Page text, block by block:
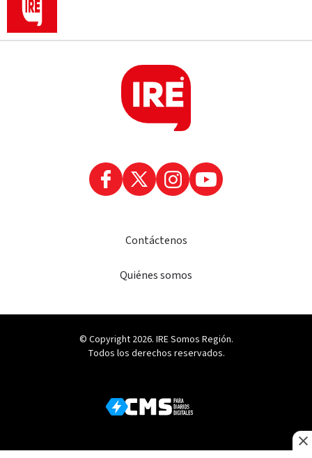
Contáctenos
Quiénes somos
© Copyright 2026. IRE Somos Región.
Todos los derechos reservados.